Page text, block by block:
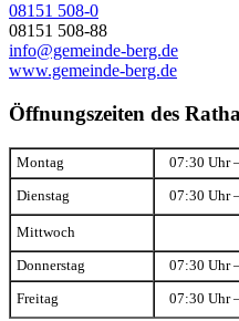
08151 508-0
08151 508-88
info@gemeinde-berg.de
www.gemeinde-berg.de
Öffnungszeiten des
Montag 07:30 Uhr
Dienstag 07:30 Uhr
Mittwoch
Donnerstag 07:30 Uhr
Freitag 07:30 Uhr